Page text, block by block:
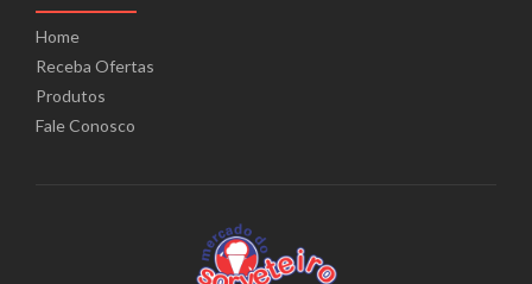
Home
Receba Ofertas
Produtos
Fale Conosco